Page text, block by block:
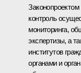
контроль
мониторинга,
экспертизы, а
институтов
органами и